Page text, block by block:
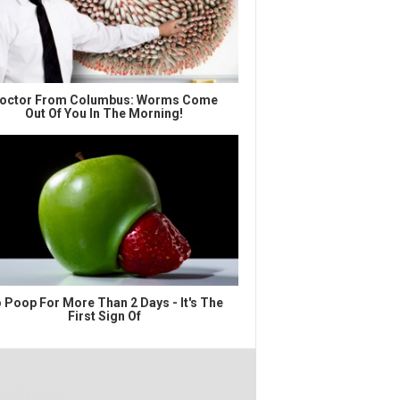
From Columbus: Worms Come
Out Of You In The Morning!
Poop For More Than 2 Days - It's The
First Sign Of